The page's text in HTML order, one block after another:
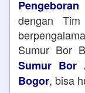
dengan
Sumur Bor
Sumur Bor
Bogor, bisa